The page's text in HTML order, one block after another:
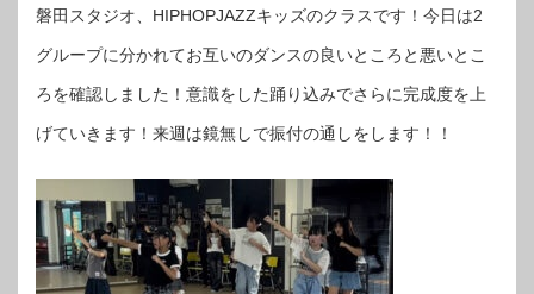
磐田スタジオ、HIPHOPJAZZキッズのクラスです！今日は2
グループに分かれてお互いのダンスの良いところと悪いとこ
ろを確認しました！意識をした踊り込みでさらに完成度を上
げていきます！来週は鏡無しで振付の通しをします！！